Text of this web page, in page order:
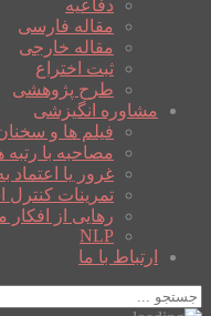
دفاعیه
مقاله فارسی
مقاله خارجی
ثبت اختراع
طرح پژوهشی
مشاوره انگیزشی
فیلم ها و
مصاحبه با رتبه
غرور یا اعتماد
تمرینات
رهایی از افکار
NLP
ارتباط با ما